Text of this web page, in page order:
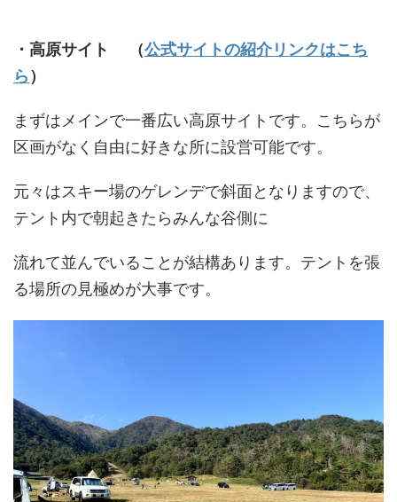
・高原サイト （公式サイトの紹介リンクはこち
ら）
まずはメインで一番広い高原サイトです。こちらが
区画がなく自由に好きな所に設営可能です。
元々はスキー場のゲレンデで斜面となりますので、
テント内で朝起きたらみんな谷側に
流れて並んでいることが結構あります。テントを張
る場所の見極めが大事です。